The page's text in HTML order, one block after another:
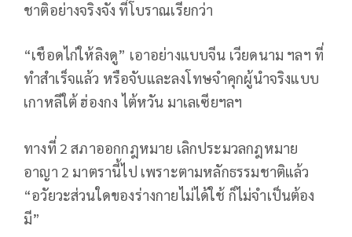
ชาติอย่างจริงจัง ที่โบราณเรียกว่า
“เชือดไก่ให้ลิงดู” เอาอย่างแบบจีน เวียดนาม ฯลฯ ที่
ทำสำเร็จแล้ว หรือจับและลงโทษจำคุกผู้นำจริงแบบ
เกาหลีใต้ ฮ่องกง ไต้หวัน มาเลเซียฯลฯ
ทางที่ 2 สภาออกกฎหมาย เลิกประมวลกฎหมาย
อาญา 2 มาตรานี้ไป เพราะตามหลักธรรมชาติแล้ว
“อวัยวะส่วนใดของร่างกายไม่ได้ใช้ ก็ไม่จำเป็นต้อง
มี”